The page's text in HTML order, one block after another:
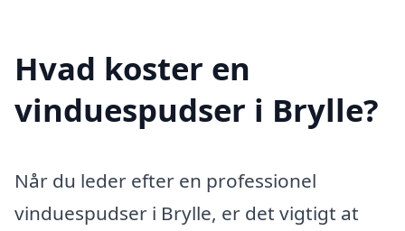
Hvad koster en
vinduespudser i Brylle?
Når du leder efter en professionel
vinduespudser i Brylle, er det vigtigt at